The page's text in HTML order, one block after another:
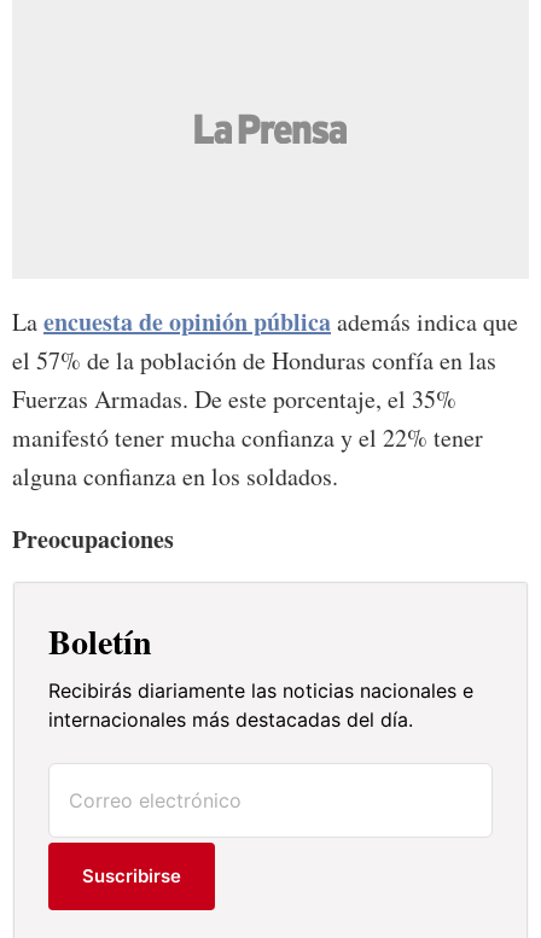
Laencuesta de opinión públicaademás indica que
el 57% de la población de Honduras confía en las
Fuerzas Armadas. De este porcentaje, el 35%
manifestó tener mucha confianza y el 22% tener
alguna confianza en los soldados.
Preocupaciones
Boletín
Recibirás diariamente las noticias nacionales e
internacionales más destacadas del día.
Suscribirse